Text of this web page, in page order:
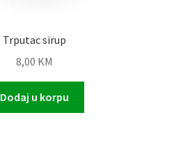
Trputac sirup
8,00 KM
Dodaj u korpu